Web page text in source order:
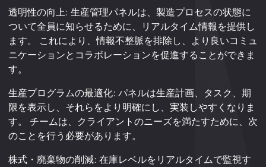
透明性の向上: 生産管理パネルは、製造プロセスの状態に
ついて全員に知らせるために、リアルタイム情報を提供し
ます。 これにより、情報不整脈を排除し、より良いコミュ
ニケーションとコラボレーションを促進することができま
す。
生産プログラムの最適化: パネルは生産計画、タスク、期
限を表示し、それらをより明確にし、実装しやすくなりま
す。 チームは、クライアントのニーズを満たすために、次
のことを行う必要があります。
株式・廃棄物の削減: 在庫レベルをリアルタイムで監視す
基板の基本機能です。 この情報は、視覚の板に明確に示さ
れています。, どのくらい, いつ、どこで取得し、移動する
方法. 削除の回数、時間、方法、シーケンス、時間、時間
などは、さまざまなプロセスの労働者に明確です。 その結
果、プレートは生産ラインの神経のように、出金と生産指
動性を加速し、コストを削減する上で重要な役割を果たし
ます。
パネルは、物理的なオブジェクトで常に移動しなければな
らないので、オーバープロダクションを制御でき、生産の
順序を示し、オンサイトの管理手順を簡素化します。 視覚
的な管理を可能とします。 予備品の名前、生産、生産の時
れは生産現場の人が独立してそして明確な方法で問題を判
断し、対処することを可能にします。 同時に、管理者はプ
ロセスの生産能力、在庫状況、スタッフの生産能力へのア
クセス、および改善された管理を提供します。
ボードの場合、プロセス機器が不良品を生成できなかった
場合、トリガーの使用規則の1つは「悪い製品が後工程に
送信できない」ことであり、後工程の要件が満たされてい
ないことであり、フルラインの停止を引き起こします。こ
題を解決することができます。 この方法では、問題が解決
されただけでなく、生産ラインの「物理的」も増加し、生
産性の向上をもたらします。 細い生産方法の目標は、ボー
ドがこの方向に動くためのツールを提供しながら、「ゼロ
ストックパイル」として終わることです。
生産および輸送の仕事の指示は板の最も基本的な機能で
す。 市場予測や注文に基づいて、当社の本社での生産管理
部門によって引き出される生産指示は、総組立ラインを満
たし、前処理の生産は基板に基づいています。 生産および
配達の量、時間、目的地、位置、伝達等に関する情報はア
ビリティお問い合わせ アセンブリ ラインは前のプロセス
のために使用される予備品に付けられた板を取除きます。
プリプロセスは、これらのパネルから取られた量だけを生
成し、それらを生成するために「ポストプロセス」と「時
間適切な生産」が使用されます。
パネルは、所定の規則に従って使用しなければなりませ
ん。 ルールの1つは「生産無し、板なしの輸送」です。 こ
の規則に従って、プロセスはボードなしで作り出され、輸
送されず、パネルの数はそれに応じて減ります。 パネルは
必要な量だけを示しているので、それらは自動的に重複お
ワークショップパネルは、損失や混乱を回避し、適切に監
視基準と異常な警告メカニズムを設定することにより、生
産の安全性と安定性を向上させるために役立ちます。潜在
的なリスクをタイムリーに検知し、企業の位置に関するデ
ータと組み合わせている早期警告通知を提供します。